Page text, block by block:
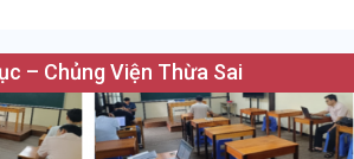
– Chủng Viện Thừa Sai